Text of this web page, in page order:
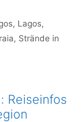
, Lagos,
, Strände in
Reiseinfos